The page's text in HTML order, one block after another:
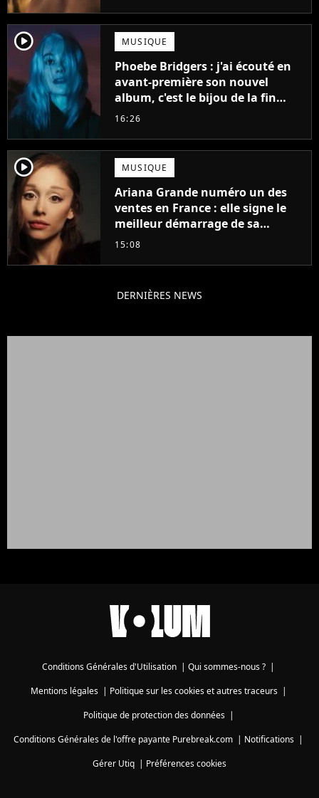
player2 MUSIQUE
Phoebe Bridgers : j'ai écouté en
avant-première son nouvel
album, c'est le bijou de la fin
d'été
16:26
player2 MUSIQUE
Ariana Grande numéro un des
ventes en France : elle signe le
meilleur démarrage de sa
carrière avec son album Petal
15:08
DERNIÈRES NEWS
Conditions Générales d'Utilisation | Qui sommes-nous ? |
Mentions légales| Politique sur les cookies et autres traceurs|
Politique de protection des données|
Conditions Générales de l'offre payante Purebreak.com | Notifications |
Gérer Utiq | Préférences cookies